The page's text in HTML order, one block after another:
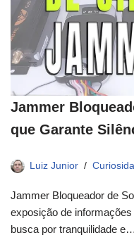
Jammer
que Garante
Luiz Junior
Jammer Bloqueador de
exposição de
busca por tranquilidade e…